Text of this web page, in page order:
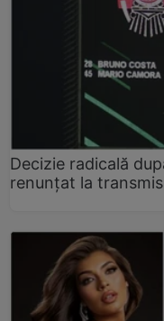
Decizie radicală
renunțat la